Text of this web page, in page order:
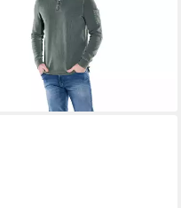
Shirt, Dunkelgruen
55,99 € 79,99 €
lieferbar - in 2-3 Werktagen bei dir